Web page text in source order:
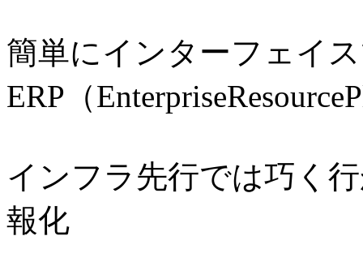
簡単にインターフェイ
ERP（
インフラ先行では巧く
報化